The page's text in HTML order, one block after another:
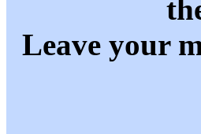
Leave your